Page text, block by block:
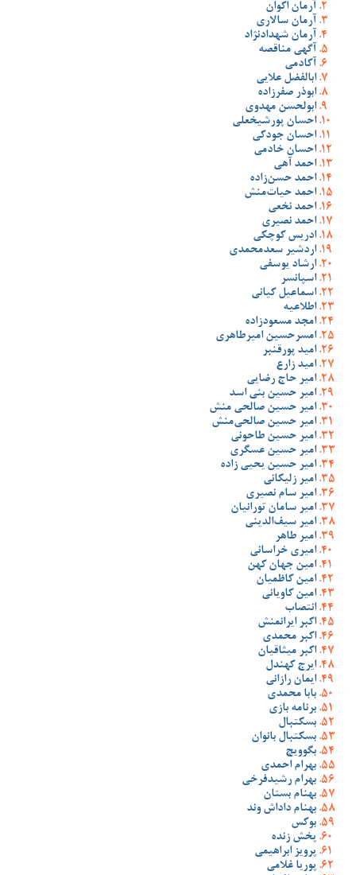
آرمان اکوان
آرمان سالاری
آرمان شهدادنژاد
آگهی مناقصه
آکادمی
ابالفضل علایی
ابوذر صفرزاده
ابولحسن مهدوی
احسان پورشیخعلی
احسان جودکی
احسان خادمی
احمد آهی
احمد حسن‌زاده
احمد حیات‌منش
احمد نخعی
احمد نصیری
ادریس کوچکی
اردشیر سعدمحمدی
ارشاد یوسفی
اسپانسر
اسماعیل کیانی
اطلاعیه
امجد مسعودزاده
امسرحسین امیرطاهری
امید پورقنبر
امید زارع
امیر حاج رضایی
امیر حسین بنی اسد
امیر حسین صالحی منش
امیر حسین صالحی‌منش
امیر حسین طاحونی
امیر حسین عسگری
امیر حسین یحیی زاده
امیر زلیکانی
امیر سام نصیری
امیر سامان تورانیان
امیر سیف‌الدینی
امیر طاهر
امیری خراسانی
امین جهان کهن
امین کاظمیان
امین کاویانی
انتصاب
اکبر ایرانمنش
اکبر محمدی
اکبر میثاقیان
ایرج کهندل
ایمان رازانی
بابا محمدی
برنامه بازی
بسکتبال
بسکتبال بانوان
بگوویچ
بهرام احمدی
بهرام رشیدفرخی
بهنام بستان
بهنام داداش وند
بوکس
پخش زنده
پرویز ابراهیمی
پوریا غلامی